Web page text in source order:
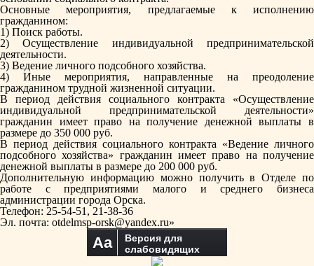
Основные мероприятия, предлагаемые к исполнению
гражданином:
1) Поиск работы.
2) Осуществление индивидуальной предпринимательской
деятельности.
3) Ведение личного подсобного хозяйства.
4) Иные мероприятия, направленные на преодоление
гражданином трудной жизненной ситуации.
В период действия социального контракта «Осуществление
индивидуальной предпринимательской деятельности»
гражданин имеет право на получение денежной выплаты в
размере до 350 000 руб.
В период действия социального контракта «Ведение личного
подсобного хозяйства» гражданин имеет право на получение
денежной выплаты в размере до 200 000 руб.
Дополнительную информацию можно получить в Отделе по
работе с предприятиями малого и среднего бизнеса
администрации города Орска.
Телефон: 25-54-51, 21-38-36
Эл. почта: otdelmsp-orsk@yandex.ru»
Aa
Версия для
слабовидящих